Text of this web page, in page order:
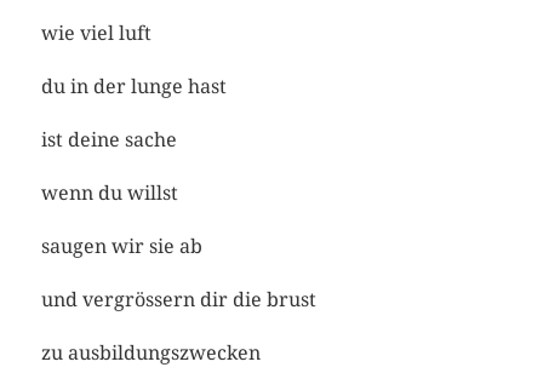
wie viel luft
du in der lunge hast
ist deine sache
wenn du willst
saugen wir sie ab
und vergrössern dir die brust
zu ausbildungszwecken